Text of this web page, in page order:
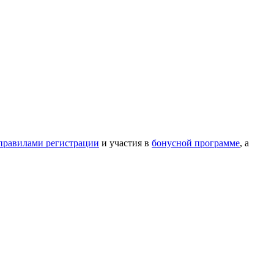
регистрации и участия в бонусной программе, а